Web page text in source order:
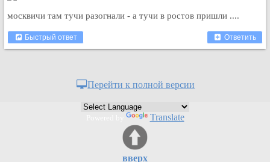
москвичи там тучи разогнали - а тучи в ростов пришли ....
Быстрый ответ Ответить
Перейти к полной версии
Translate
вверх